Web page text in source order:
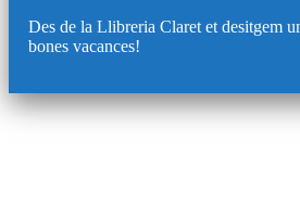
Des de la Llibreria Claret et desitgem
bones vacances!